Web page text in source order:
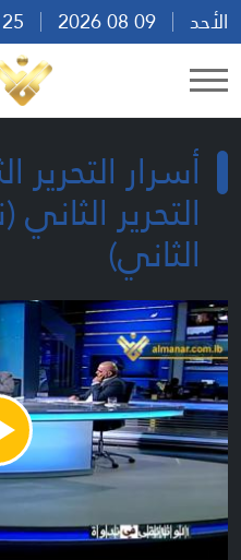
الأحد
أسرار التحرير
التحرير
الثاني)